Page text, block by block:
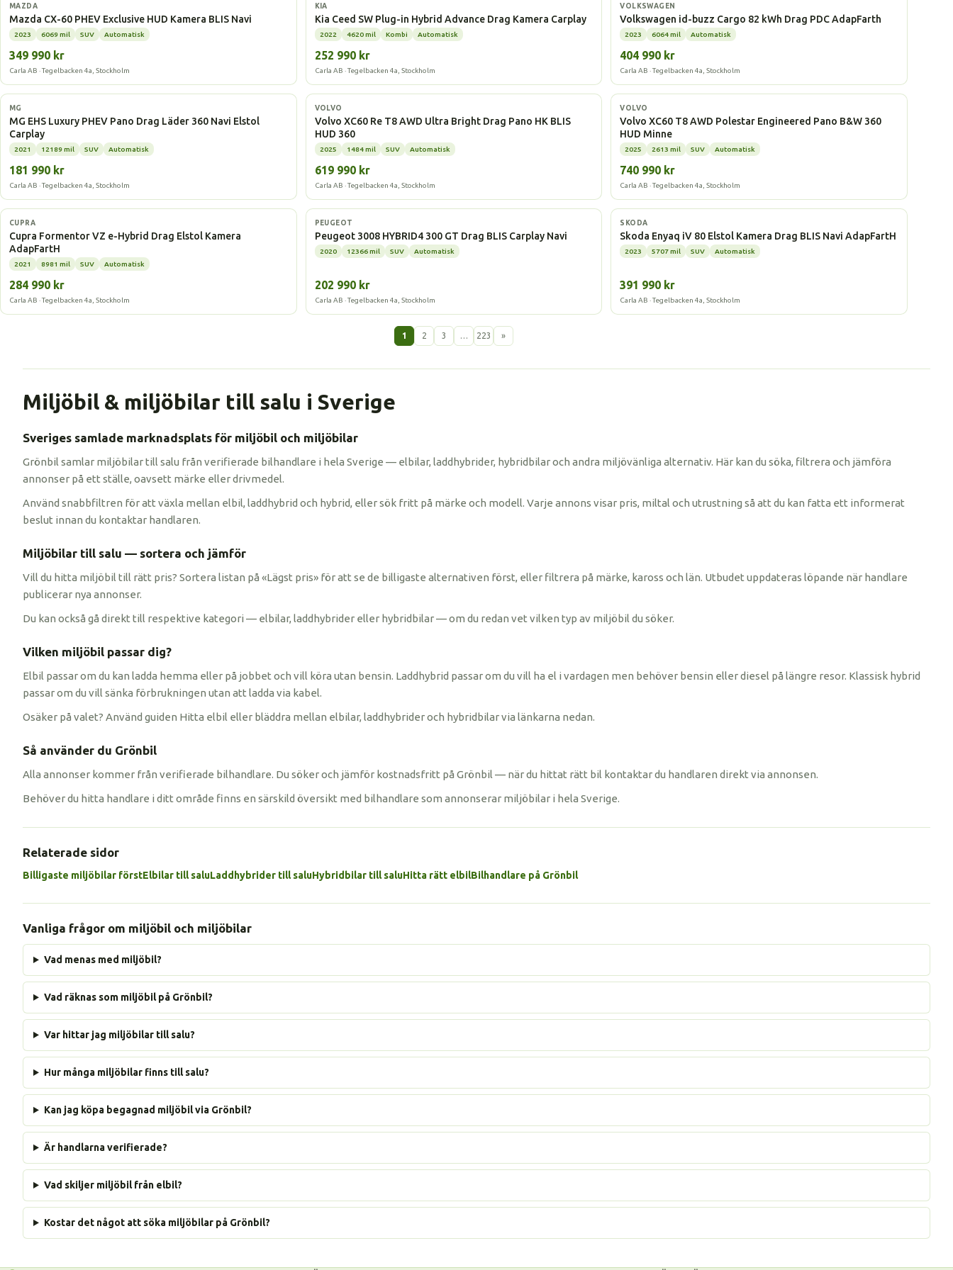
Laddhybrid
MAZDA
Mazda CX-60 PHEV Exclusive HUD Kamera BLIS Navi
2023 6069 mil SUV Automatisk
349 990 kr
Carla AB · Tegelbacken 4a, Stockholm
Laddhybrid
KIA
Kia Ceed SW Plug-in Hybrid Advance Drag Kamera Carplay
2022 4620 mil Kombi Automatisk
252 990 kr
Carla AB · Tegelbacken 4a, Stockholm
Elbil
VOLKSWAGEN
Volkswagen id-buzz Cargo 82 kWh Drag PDC AdapFarth
2023 6064 mil Automatisk
404 990 kr
Carla AB · Tegelbacken 4a, Stockholm
Laddhybrid
MG
MG EHS Luxury PHEV Pano Drag Läder 360 Navi Elstol
Carplay
2021 12189 mil SUV Automatisk
181 990 kr
Carla AB · Tegelbacken 4a, Stockholm
Laddhybrid
VOLVO
Volvo XC60 Re T8 AWD Ultra Bright Drag Pano HK BLIS
HUD 360
2025 1484 mil SUV Automatisk
619 990 kr
Carla AB · Tegelbacken 4a, Stockholm
Laddhybrid
VOLVO
Volvo XC60 T8 AWD Polestar Engineered Pano B&W 360
HUD Minne
2025 2613 mil SUV Automatisk
740 990 kr
Carla AB · Tegelbacken 4a, Stockholm
Laddhybrid
CUPRA
Cupra Formentor VZ e-Hybrid Drag Elstol Kamera
AdapFartH
2021 8981 mil SUV Automatisk
284 990 kr
Carla AB · Tegelbacken 4a, Stockholm
Laddhybrid
PEUGEOT
Peugeot 3008 HYBRID4 300 GT Drag BLIS Carplay Navi
2020 12366 mil SUV Automatisk
202 990 kr
Carla AB · Tegelbacken 4a, Stockholm
Elbil
SKODA
Skoda Enyaq iV 80 Elstol Kamera Drag BLIS Navi AdapFartH
2023 5707 mil SUV Automatisk
391 990 kr
Carla AB · Tegelbacken 4a, Stockholm
1 2 3 … 223 »
Miljöbil & miljöbilar till salu i Sverige
Sveriges samlade marknadsplats för miljöbil och miljöbilar
Grönbil samlar miljöbilar till salu från verifierade bilhandlare i hela Sverige — elbilar, laddhybrider, hybridbilar och andra miljövänliga alternativ. Här kan du söka, filtrera och jämföra
annonser på ett ställe, oavsett märke eller drivmedel.
Använd snabbfiltren för att växla mellan elbil, laddhybrid och hybrid, eller sök fritt på märke och modell. Varje annons visar pris, miltal och utrustning så att du kan fatta ett informerat
beslut innan du kontaktar handlaren.
Miljöbilar till salu — sortera och jämför
Vill du hitta miljöbil till rätt pris? Sortera listan på «Lägst pris» för att se de billigaste alternativen först, eller filtrera på märke, kaross och län. Utbudet uppdateras löpande när handlare
publicerar nya annonser.
Du kan också gå direkt till respektive kategori — elbilar, laddhybrider eller hybridbilar — om du redan vet vilken typ av miljöbil du söker.
Vilken miljöbil passar dig?
Elbil passar om du kan ladda hemma eller på jobbet och vill köra utan bensin. Laddhybrid passar om du vill ha el i vardagen men behöver bensin eller diesel på längre resor. Klassisk hybrid
passar om du vill sänka förbrukningen utan att ladda via kabel.
Osäker på valet? Använd guiden Hitta elbil eller bläddra mellan elbilar, laddhybrider och hybridbilar via länkarna nedan.
Så använder du Grönbil
Alla annonser kommer från verifierade bilhandlare. Du söker och jämför kostnadsfritt på Grönbil — när du hittat rätt bil kontaktar du handlaren direkt via annonsen.
Behöver du hitta handlare i ditt område finns en särskild översikt med bilhandlare som annonserar miljöbilar i hela Sverige.
Relaterade sidor
Billigaste miljöbilar förstElbilar till saluLaddhybrider till saluHybridbilar till saluHitta rätt elbilBilhandlare på Grönbil
Vanliga frågor om miljöbil och miljöbilar
Vad menas med miljöbil?
Vad räknas som miljöbil på Grönbil?
Var hittar jag miljöbilar till salu?
Hur många miljöbilar finns till salu?
Kan jag köpa begagnad miljöbil via Grönbil?
Är handlarna verifierade?
Vad skiljer miljöbil från elbil?
Kostar det något att söka miljöbilar på Grönbil?